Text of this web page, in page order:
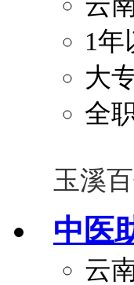
1年
大
全
玉溪
中医
云